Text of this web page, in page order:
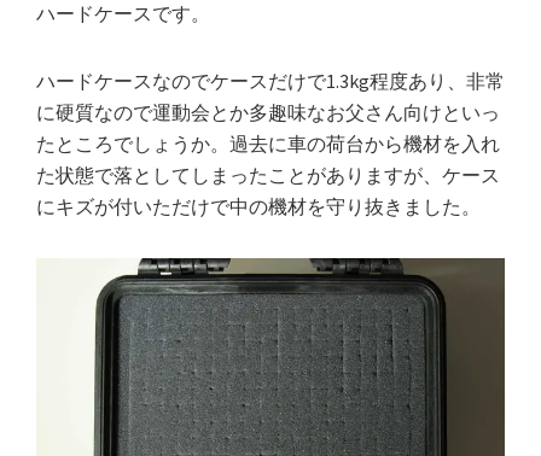
ハードケースです。
ハードケースなのでケースだけで1.3kg程度あり、非常
に硬質なので運動会とか多趣味なお父さん向けといっ
たところでしょうか。過去に車の荷台から機材を入れ
た状態で落としてしまったことがありますが、ケース
にキズが付いただけで中の機材を守り抜きました。